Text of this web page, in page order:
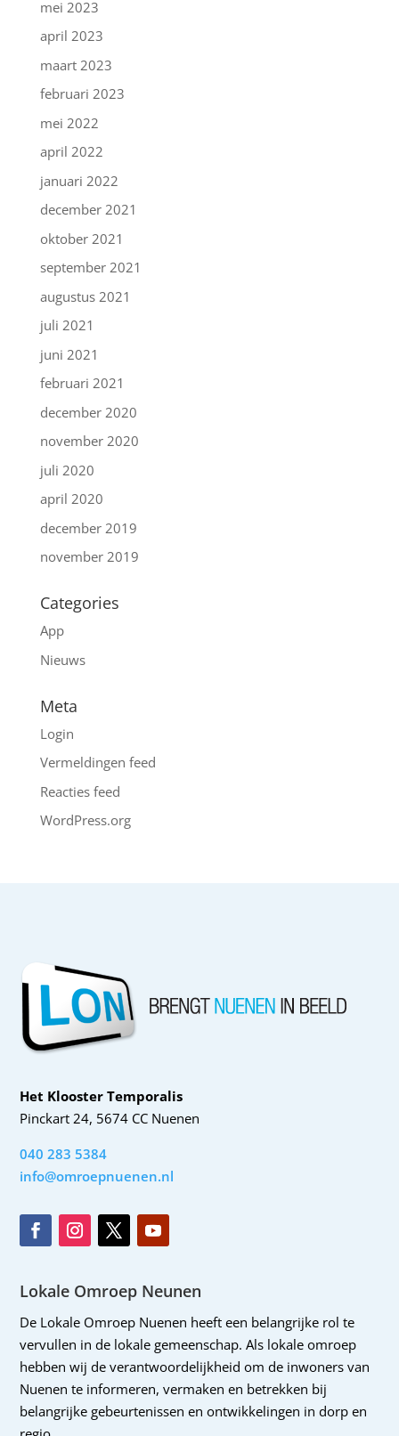
mei 2023
april 2023
maart 2023
februari 2023
mei 2022
april 2022
januari 2022
december 2021
oktober 2021
september 2021
augustus 2021
juli 2021
juni 2021
februari 2021
december 2020
november 2020
juli 2020
april 2020
december 2019
november 2019
Categories
App
Nieuws
Meta
Login
Vermeldingen feed
Reacties feed
WordPress.org
Het Klooster Temporalis
Pinckart 24, 5674 CC Nuenen
040 283 5384
info@omroepnuenen.nl
Lokale Omroep Neunen
De Lokale Omroep Nuenen heeft een belangrijke rol te
vervullen in de lokale gemeenschap. Als lokale omroep
hebben wij de verantwoordelijkheid om de inwoners van
Nuenen te informeren, vermaken en betrekken bij
belangrijke gebeurtenissen en ontwikkelingen in dorp en